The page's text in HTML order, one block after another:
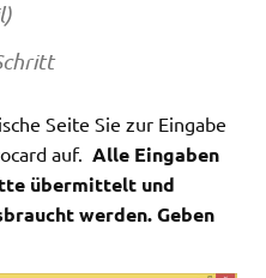
Seite Sie zur Eingabe
auf. Alle Eingaben
übermittelt und
werden. Geben